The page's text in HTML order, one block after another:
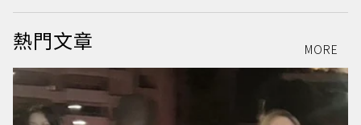
熱門文章 MORE